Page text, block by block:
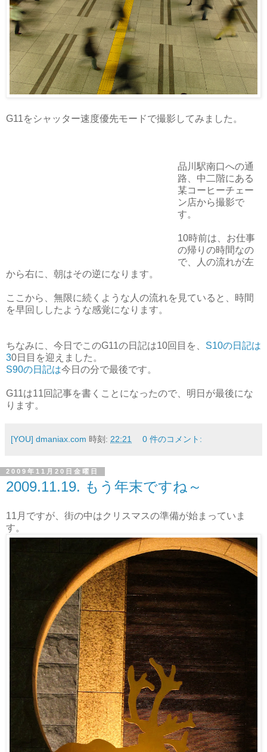
G11をシャッター速度優先モードで撮影してみました。
品川駅南口への通
路、中二階にある
某コーヒーチェー
ン店から撮影で
す。
10時前は、お仕事
の帰りの時間なの
で、人の流れが左
から右に、朝はその逆になります。
ここから、無限に続くような人の流れを見ていると、時間
を早回ししたような感覚になります。
ちなみに、今日でこのG11の日記は10回目を、 S10の日記は
30日目を迎えました。
S90の日記は今日の分で最後です。
G11は11回記事を書くことになったので、明日が最後にな
ります。
[YOU] dmaniax.com 時刻: 22:21 0 件のコメント:
2009年11月20日金曜日
2009.11.19. もう年末ですね～
11月ですが、街の中はクリスマスの準備が始まっていま
す。